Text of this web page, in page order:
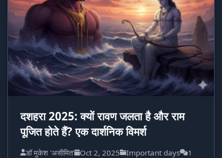
दशहरा 2025: क्यों रावण जलता है और राम
पूजित होते हैं? एक दार्शनिक विमर्श
डॉ मुकेश 'असीमित' Oct 2, 2025 Important days 1